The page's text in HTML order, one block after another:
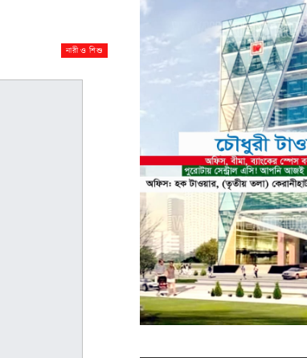
নারী ও শিশু